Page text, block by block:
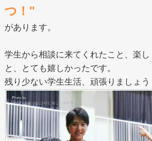
つ！"
があります。
学生から相談に来てくれたこと、楽
と、とても嬉しかったです。
残り少ない学生生活、頑張りましょう